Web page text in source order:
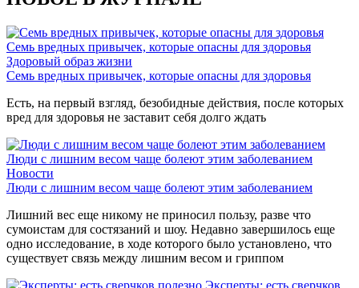
Семь вредных привычек, которые опасны для здоровья
Здоровый образ жизни
Семь вредных привычек, которые опасны для здоровья
Есть, на первый взгляд, безобидные действия, после которых
вред для здоровья не заставит себя долго ждать
Люди с лишним весом чаще болеют этим заболеванием
Новости
Люди с лишним весом чаще болеют этим заболеванием
Лишний вес еще никому не приносил пользу, разве что
сумоистам для состязаний и шоу. Недавно завершилось еще
одно исследование, в ходе которого было установлено, что
существует связь между лишним весом и гриппом